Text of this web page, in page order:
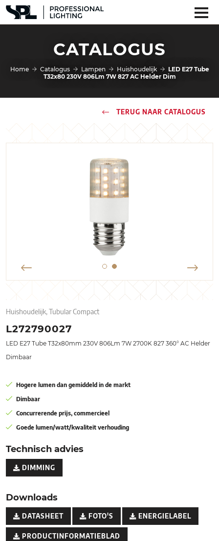
CATALOGUS
Home Catalogus Lampen Huishoudelijk
LED E27 Tube
T32x80 230V 806Lm 7W 827 AC Helder Dim
TERUG NAAR CATALOGUS
Huishoudelijk, Tubular Compact
L272790027
LED E27 Tube T32x80mm 230V 806Lm 7W 2700K 827 360° AC Helder
Dimbaar
Hogere lumen dan gemiddeld in de markt
Dimbaar
Concurrerende prijs, commercieel
Goede lumen/watt/kwaliteit verhouding
Technisch advies
DIMMING
Downloads
DATASHEET FOTO'S ENERGIELABEL
PRODUCTINFORMATIEBLAD